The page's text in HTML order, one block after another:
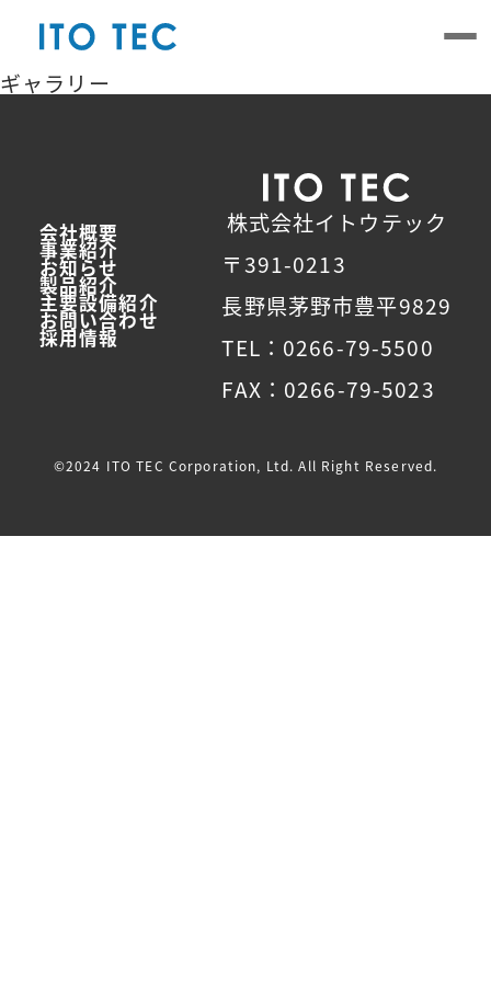
content
ギャラリー
株式会社イトウテック
〒391-0213
長野県茅野市豊平9829
TEL：0266-79-5500
FAX：0266-79-5023
会社概要
事業紹介
お知らせ
製品紹介
主要設備紹介
お問い合わせ
採用情報
©2024 ITO TEC Corporation, Ltd. All Right Reserved.